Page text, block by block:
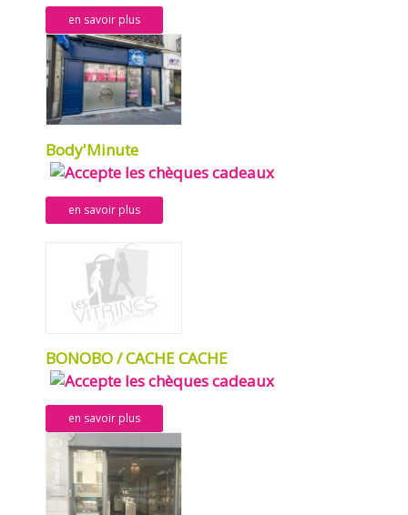
en savoir plus
Body'Minute
en savoir plus
BONOBO / CACHE CACHE
en savoir plus